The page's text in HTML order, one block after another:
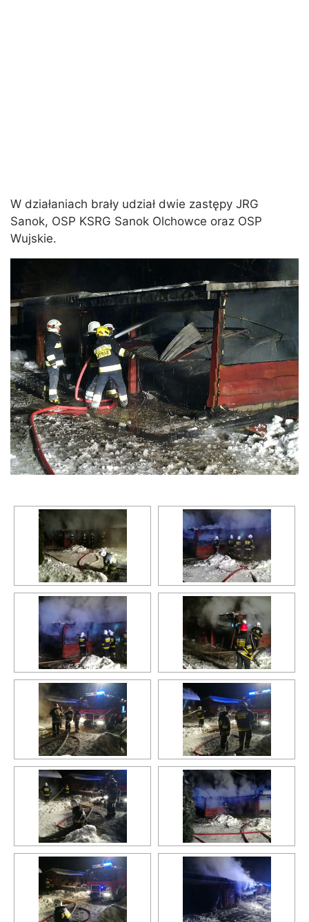
W działaniach brały udział dwie zastępy JRG
Sanok, OSP KSRG Sanok Olchowce oraz OSP
Wujskie.